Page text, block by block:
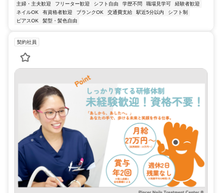
主婦・主夫歓迎 フリーター歓迎 シフト自由 学歴不問 職場見学可
経験者歓迎
ネイルOK
有資格者歓迎 ブランクOK 交通費支給 駅近5分以内
シフト制
ピアスOK
髪型・髪色自由
契約社員